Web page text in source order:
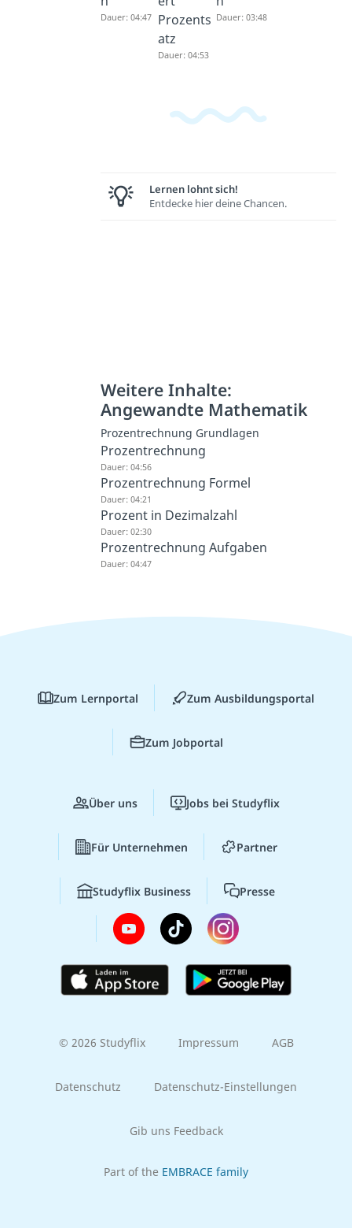
Dauer: 04:47 Prozents
atz
Dauer: 04:53
Dauer: 03:48
Lernen lohnt sich!
Entdecke hier deine Chancen.
Weitere Inhalte:
Angewandte Mathematik
Prozentrechnung Grundlagen
Prozentrechnung
Dauer: 04:56
Prozentrechnung Formel
Dauer: 04:21
Prozent in Dezimalzahl
Dauer: 02:30
Prozentrechnung Aufgaben
Dauer: 04:47
Zum Lernportal Zum Ausbildungsportal
Zum Jobportal
Über uns Jobs bei Studyflix
Für Unternehmen Partner
Studyflix Business Presse
© 2026 Studyflix Impressum AGB
Datenschutz Datenschutz-Einstellungen
Gib uns Feedback
Part of the EMBRACE family